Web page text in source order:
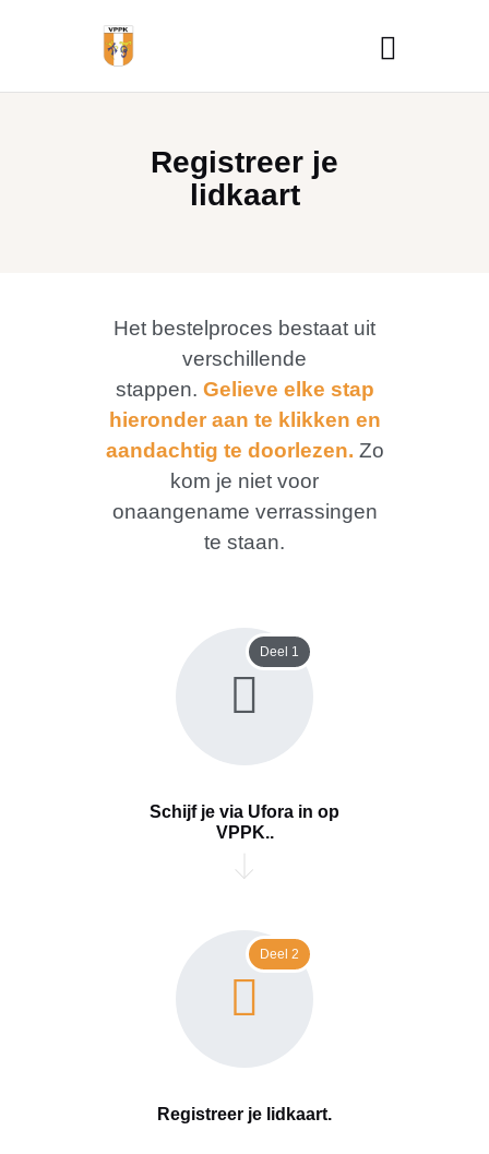
Registreer je
lidkaart
Het bestelproces bestaat uit
verschillende
stappen. Gelieve elke stap
hieronder aan te klikken en
aandachtig te doorlezen. Zo
kom je niet voor
onaangename verrassingen
te staan.
Deel 1
Schijf je via Ufora in op
VPPK..
Deel 2
Registreer je lidkaart.